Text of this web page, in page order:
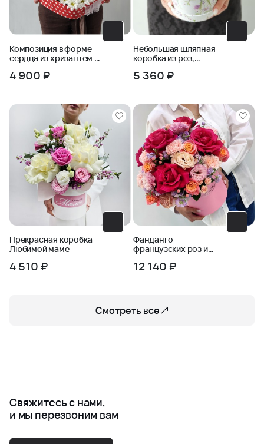
Композиция в форме
сердца из хризантем и
4 900 ₽
Небольшая шляпная
коробка из роз,
5 360 ₽
Прекрасная коробка
Любимой маме
4 510 ₽
Фанданго
французских роз и
12 140 ₽
Смотреть все
Свяжитесь с нами,
и мы перезвоним вам